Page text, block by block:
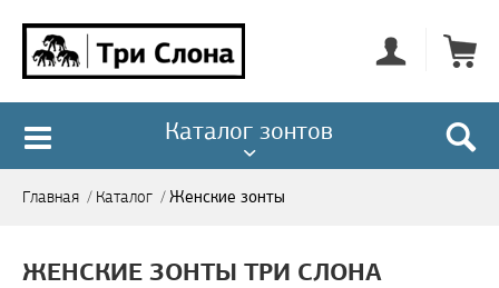
Каталог зонтов
Главная / Каталог /Женские зонты
ЖЕНСКИЕ ЗОНТЫ ТРИ СЛОНА